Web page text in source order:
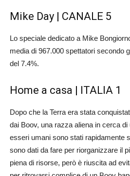
Mike Day | CANALE 5
Lo speciale dedicato a Mike
media di 967.000 spettatori secondo
del 7.4%.
Home a casa | ITALIA 1
Dopo che la Terra era stata
dai Boov, una razza aliena in cerca
esseri umani sono stati rapidamente
sono dati da fare per riorganizzare il
piena di risorse, però è riuscita ad